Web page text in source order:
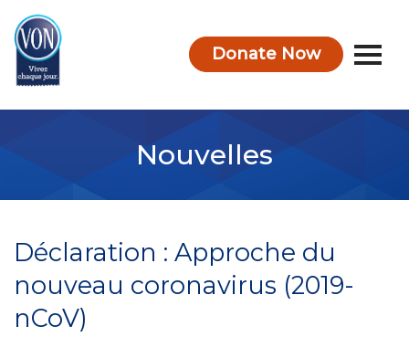
Donate Now
Nouvelles
Déclaration : Approche du
nouveau coronavirus (2019-
nCoV)